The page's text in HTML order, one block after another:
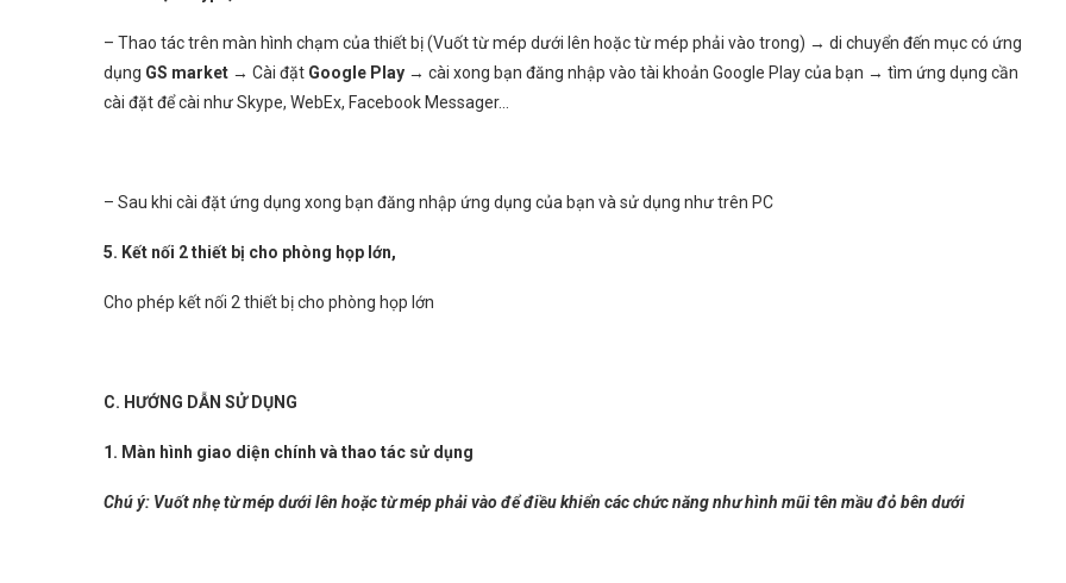
– Thao tác trên màn hình chạm của thiết bị (Vuốt từ mép dưới lên hoặc từ mép phải vào trong) → di chuyển đến mục có ứng
dụng GS market → Cài đặt Google Play → cài xong bạn đăng nhập vào tài khoản Google Play của bạn → tìm ứng dụng cần
cài đặt để cài như Skype, WebEx, Facebook Messager…
– Sau khi cài đặt ứng dụng xong bạn đăng nhập ứng dụng của bạn và sử dụng như trên PC
5. Kết nối 2 thiết bị cho phòng họp lớn,
Cho phép kết nối 2 thiết bị cho phòng họp lớn
C. HƯỚNG DẪN SỬ DỤNG
1. Màn hình giao diện chính và thao tác sử dụng
Chú ý: Vuốt nhẹ từ mép dưới lên hoặc từ mép phải vào để điều khiển các chức năng như hình mũi tên mầu đỏ bên dưới